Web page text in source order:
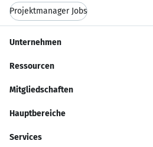
Projektmanager Jobs
Unternehmen
Ressourcen
Mitgliedschaften
Hauptbereiche
Services